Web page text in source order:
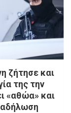
ζήτησε και
της την
«αθώα» και